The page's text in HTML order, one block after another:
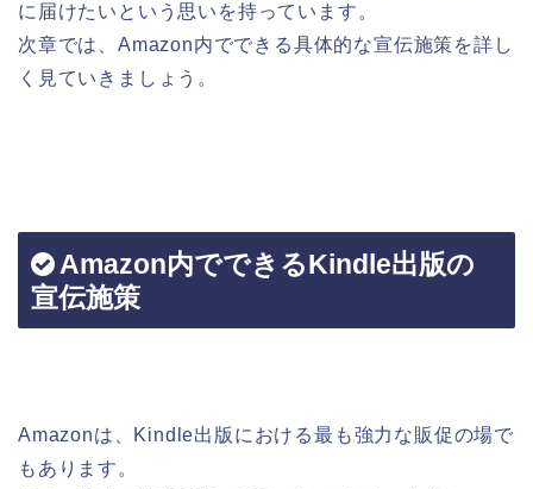
に届けたいという思いを持っています。
次章では、Amazon内でできる具体的な宣伝施策を詳し
く見ていきましょう。
Amazon内でできるKindle出版の
宣伝施策
Amazonは、Kindle出版における最も強力な販促の場で
もあります。